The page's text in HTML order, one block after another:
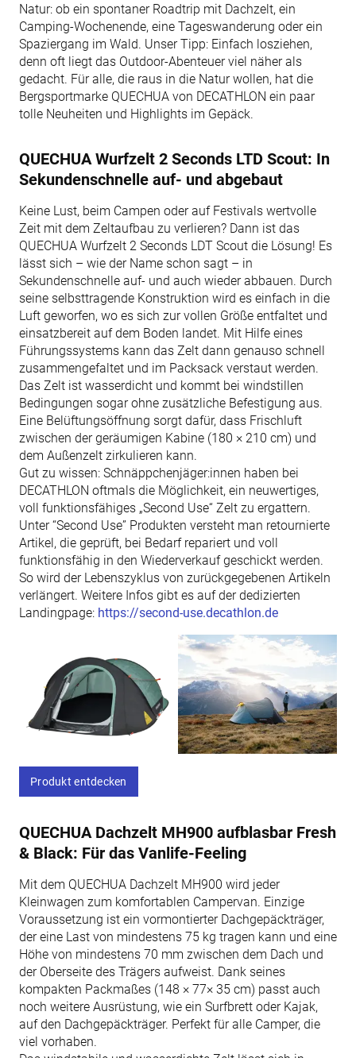
Natur: ob ein spontaner Roadtrip mit Dachzelt, ein
Camping-Wochenende, eine Tageswanderung oder ein
Spaziergang im Wald. Unser Tipp: Einfach losziehen,
denn oft liegt das Outdoor-Abenteuer viel näher als
gedacht. Für alle, die raus in die Natur wollen, hat die
Bergsportmarke QUECHUA von DECATHLON ein paar
tolle Neuheiten und Highlights im Gepäck.
QUECHUA Wurfzelt 2 Seconds LTD Scout: In
Sekundenschnelle auf- und abgebaut
Keine Lust, beim Campen oder auf Festivals wertvolle
Zeit mit dem Zeltaufbau zu verlieren? Dann ist das
QUECHUA Wurfzelt 2 Seconds LDT Scout die Lösung! Es
lässt sich – wie der Name schon sagt – in
Sekundenschnelle auf- und auch wieder abbauen. Durch
seine selbsttragende Konstruktion wird es einfach in die
Luft geworfen, wo es sich zur vollen Größe entfaltet und
einsatzbereit auf dem Boden landet. Mit Hilfe eines
Führungssystems kann das Zelt dann genauso schnell
zusammengefaltet und im Packsack verstaut werden.
Das Zelt ist wasserdicht und kommt bei windstillen
Bedingungen sogar ohne zusätzliche Befestigung aus.
Eine Belüftungsöffnung sorgt dafür, dass Frischluft
zwischen der geräumigen Kabine (180 × 210 cm) und
dem Außenzelt zirkulieren kann.
Gut zu wissen: Schnäppchenjäger:innen haben bei
DECATHLON oftmals die Möglichkeit, ein neuwertiges,
voll funktionsfähiges „Second Use“ Zelt zu ergattern.
Unter “Second Use” Produkten versteht man retournierte
Artikel, die geprüft, bei Bedarf repariert und voll
funktionsfähig in den Wiederverkauf geschickt werden.
So wird der Lebenszyklus von zurückgegebenen Artikeln
verlängert. Weitere Infos gibt es auf der dedizierten
Landingpage: https://second-use.decathlon.de
Produkt entdecken
QUECHUA Dachzelt MH900 aufblasbar Fresh
& Black: Für das Vanlife-Feeling
Mit dem QUECHUA Dachzelt MH900 wird jeder
Kleinwagen zum komfortablen Campervan. Einzige
Voraussetzung ist ein vormontierter Dachgepäckträger,
der eine Last von mindestens 75 kg tragen kann und eine
Höhe von mindestens 70 mm zwischen dem Dach und
der Oberseite des Trägers aufweist. Dank seines
kompakten Packmaßes (148 × 77× 35 cm) passt auch
noch weitere Ausrüstung, wie ein Surfbrett oder Kajak,
auf den Dachgepäckträger. Perfekt für alle Camper, die
viel vorhaben.